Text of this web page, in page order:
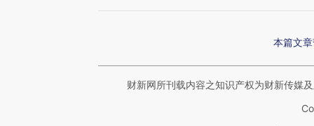
本篇文
财新网所刊载内容之知识产权为财新传媒